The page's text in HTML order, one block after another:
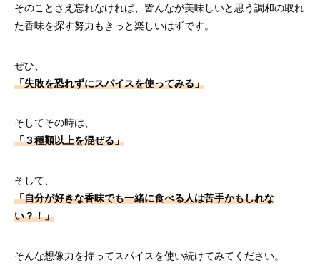
そのことさえ忘れなければ、皆んなが美味しいと思う調和の取れ
た香味を探す努力もきっと楽しいはずです。
ぜひ、
「失敗を恐れずにスパイスを使ってみる」
そしてその時は、
「３種類以上を混ぜる」
そして、
「自分が好きな香味でも一緒に食べる人は苦手かもしれな
い？！」
そんな想像力を持ってスパイスを使い続けてみてください。